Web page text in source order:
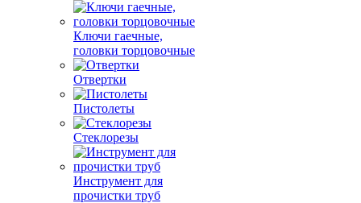
Ключи гаечные,
головки торцовочные
Отвертки
Пистолеты
Стеклорезы
Инструмент для
прочистки труб